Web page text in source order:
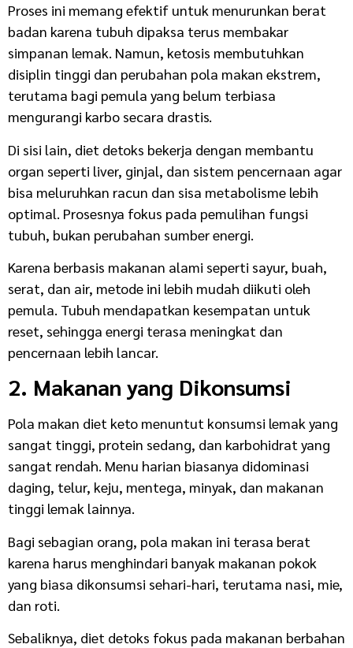
Proses ini memang efektif untuk menurunkan berat
badan karena tubuh dipaksa terus membakar
simpanan lemak. Namun, ketosis membutuhkan
disiplin tinggi dan perubahan pola makan ekstrem,
terutama bagi pemula yang belum terbiasa
mengurangi karbo secara drastis.
Di sisi lain, diet detoks bekerja dengan membantu
organ seperti liver, ginjal, dan sistem pencernaan agar
bisa meluruhkan racun dan sisa metabolisme lebih
optimal. Prosesnya fokus pada pemulihan fungsi
tubuh, bukan perubahan sumber energi.
Karena berbasis makanan alami seperti sayur, buah,
serat, dan air, metode ini lebih mudah diikuti oleh
pemula. Tubuh mendapatkan kesempatan untuk
reset, sehingga energi terasa meningkat dan
pencernaan lebih lancar.
2. Makanan yang Dikonsumsi
Pola makan diet keto menuntut konsumsi lemak yang
sangat tinggi, protein sedang, dan karbohidrat yang
sangat rendah. Menu harian biasanya didominasi
daging, telur, keju, mentega, minyak, dan makanan
tinggi lemak lainnya.
Bagi sebagian orang, pola makan ini terasa berat
karena harus menghindari banyak makanan pokok
yang biasa dikonsumsi sehari-hari, terutama nasi, mie,
dan roti.
Sebaliknya, diet detoks fokus pada makanan berbahan